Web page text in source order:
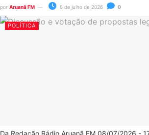
por Aruanã FM 8 de julho de 2026 0
POLÍTICA
Da Redação Rádio Aruanã FM 08/07/2026 -